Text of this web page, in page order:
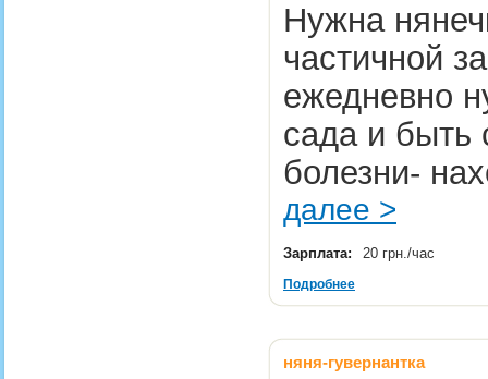
Нужна
частичной
ежедневно
сада и быть
болезни-
далее >
Зарплата: 20 грн./час
Подробнее
няня-гувернантка